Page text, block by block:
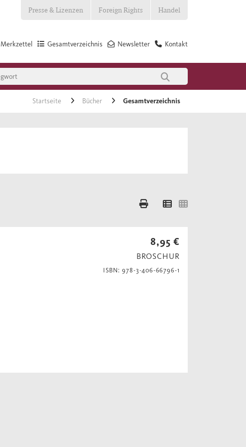
Presse & Lizenzen Foreign Rights Handel
Kontakt
Newsletter
Gesamtverzeichnis
Merkzettel
Startseite Bücher Gesamtverzeichnis
8,95 €
BROSCHUR
ISBN: 978-3-406-66796-1